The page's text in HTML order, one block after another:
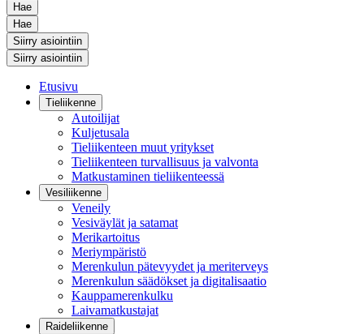
Hae
Hae
Siirry asiointiin
Siirry asiointiin
Etusivu
Tieliikenne
Autoilijat
Kuljetusala
Tieliikenteen muut yritykset
Tieliikenteen turvallisuus ja valvonta
Matkustaminen tieliikenteessä
Vesiliikenne
Veneily
Vesiväylät ja satamat
Merikartoitus
Meriympäristö
Merenkulun pätevyydet ja meriterveys
Merenkulun säädökset ja digitalisaatio
Kauppamerenkulku
Laivamatkustajat
Raideliikenne